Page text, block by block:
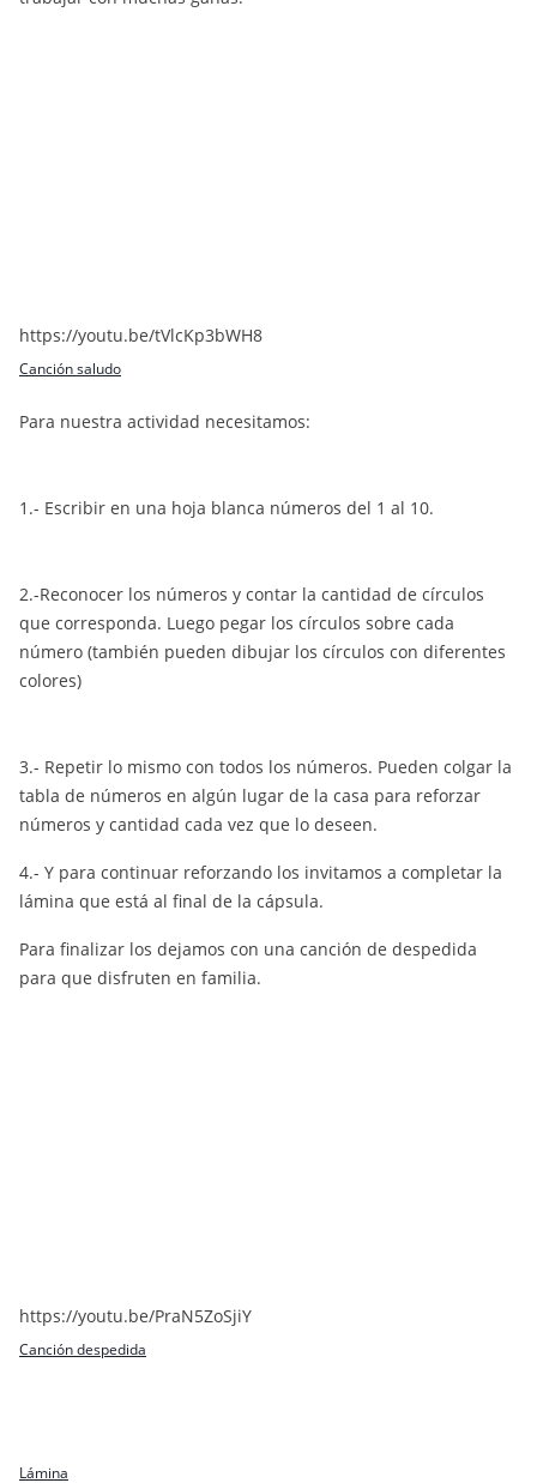
https://youtu.be/tVlcKp3bWH8
Canción saludo
Para nuestra actividad necesitamos:
1.- Escribir en una hoja blanca números del 1 al 10.
2.-Reconocer los números y contar la cantidad de círculos
que corresponda. Luego pegar los círculos sobre cada
número (también pueden dibujar los círculos con diferentes
colores)
3.- Repetir lo mismo con todos los números. Pueden colgar la
tabla de números en algún lugar de la casa para reforzar
números y cantidad cada vez que lo deseen.
4.- Y para continuar reforzando los invitamos a completar la
lámina que está al final de la cápsula.
Para finalizar los dejamos con una canción de despedida
para que disfruten en familia.
https://youtu.be/PraN5ZoSjiY
Canción despedida
Lámina